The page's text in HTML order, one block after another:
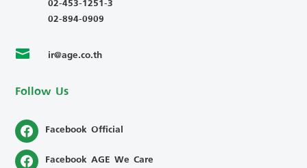
02-894-0909
 ir@age.co.th
Follow Us
Facebook Official
Facebook AGE We Care